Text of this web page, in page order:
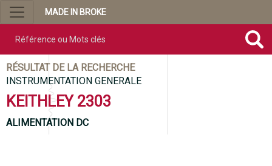
MADE IN BROKE
RÉSULTAT DE LA RECHERCHE
INSTRUMENTATION GENERALE
KEITHLEY 2303
ALIMENTATION DC